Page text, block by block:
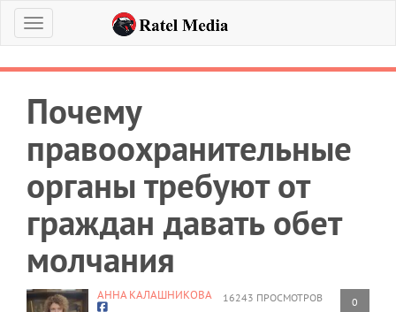
Меню
Почему
правоохранительные
органы требуют от
граждан давать обет
молчания
16243 ПРОСМОТРОВ 0
АННА КАЛАШНИКОВА